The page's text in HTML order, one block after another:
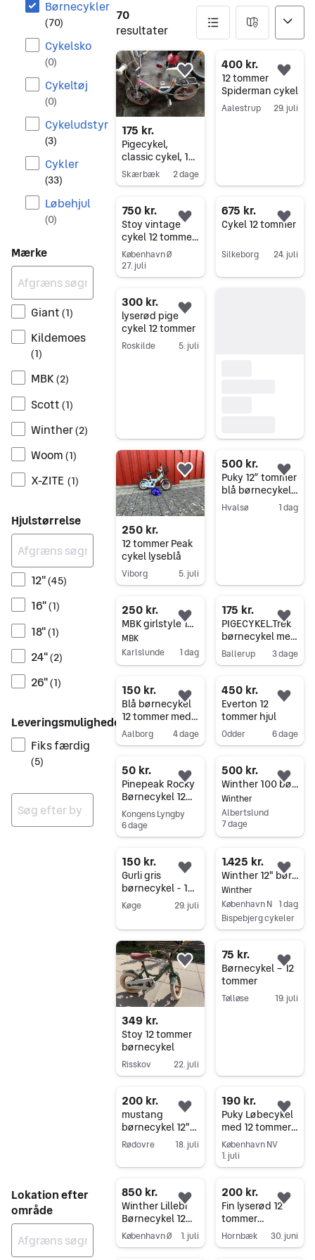
Børnecykler
(70)
Cykelsko
(0)
Cykeltøj
(0)
Cykeludstyr
(3)
Cykler
(33)
Løbehjul
(0)
Mærke
Giant (1)
Kildemoes
(1)
MBK (2)
Scott (1)
Winther(2)
Woom (1)
X-ZITE (1)
Hjulstørrelse
12"(45)
16"(1)
18"(1)
24"(2)
26"(1)
Leveringsmuligheder
Fiks færdig
(5)
Lokation efter
område
70
resultater
70 resultater
175 kr.
Pigecykel,
classic cykel, 12
tommer hjul
Skærbæk 2 dage
Føj til favoritter.
400 kr.
12 tommer
Spiderman cykel
Aalestrup 29. juli
750 kr.
Stoy vintage
cykel 12 tommer
som ny
København Ø
27. juli
Føj til favoritter.
675 kr.
Cykel 12 tommer
Silkeborg 24. juli
Føj
Gå til annoncen
300 kr.
lyserød pige
cykel 12 tommer
Roskilde 5. juli
250 kr.
12 tommer Peak
cykel lyseblå
Viborg 5. juli
Føj til favoritter.
500 kr.
Puky 12” tommer
blå børnecykel
tohjulet
Hvalsø 1 dag
Føj
250 kr.
MBK girlstyle 12 tommer børnecykel pige pink med kurv - trænger til nye dæk
MBK
Karlslunde
1 dag
Føj til favoritter.
Gå til annoncen
175 kr.
PIGECYKEL.Trek
børnecykel med
12 tommer hjul i
lyserød farve
Ballerup 3 dage
150 kr.
Blå børnecykel
12 tommer med
bagagebærer
Aalborg 4 dage
Føj til favoritter.
450 kr.
Everton 12
tommer hjul
Odder 6 dage
50 kr.
Pinepeak Rocky
Børnecykel 12
Tommer
Kongens Lyngby
6 dage
Føj til favoritter.
500 kr.
Winther 100 børnecykel 12 tommer blå med bagagebærer
Winther
Albertslund
7 dage
Føj
Gå til annoncen
150 kr.
Gurli gris
børnecykel - 12
tommer
Køge 29. juli
Føj til favoritter.
Gå til annoncen
1.425 kr.
Winther 12" børnecykel – Perfekt som første cykel
Winther
København N 1 dag
Bispebjerg cykeler
Føj
349 kr.
Stoy 12 tommer
børnecykel
Risskov 22. juli
Føj til favoritter.
75 kr.
Børnecykel – 12
tommer
Tølløse 19. juli
Føj
200 kr.
mustang
børnecykel 12"
tommer
Rødovre 18. juli
Føj til favoritter.
Gå til annoncen
190 kr.
Puky Løbecykel
med 12 tommer
hjul sort og grøn
København NV
1. juli
850 kr.
Winther Lillebi
Børnecykel 12
tommer Lyserød
København Ø 1. juli
Føj til favoritter.
200 kr.
Fin lyserød 12
tommer
begynder
pigecykel med
Hornbæk 30. juni